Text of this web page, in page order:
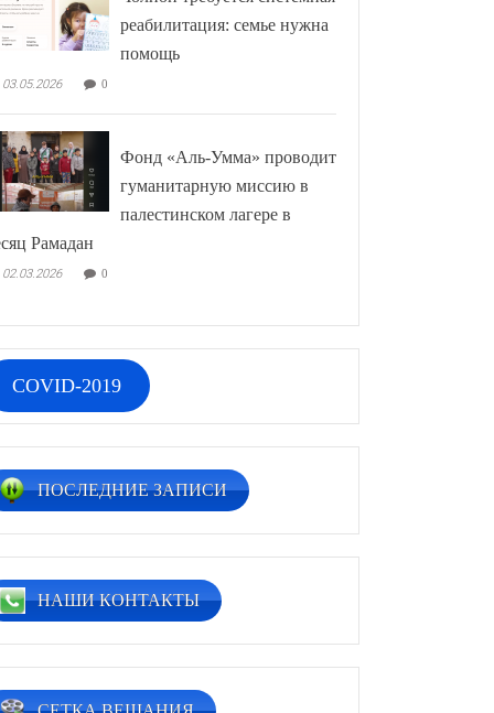
реабилитация: семье нужна
помощь
03.05.2026 0
Фонд «Аль-Умма» проводит
гуманитарную миссию в
палестинском лагере в
Рамадан
02.03.2026 0
COVID-2019
ПОСЛЕДНИЕ ЗАПИСИ
НАШИ КОНТАКТЫ